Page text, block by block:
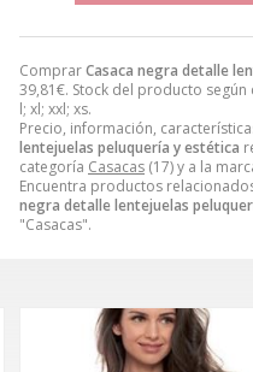
ComprarCasaca negra detalle
39,81€. Stock del producto
l; xl; xxl; xs.
Precio, información,
lentejuelas peluquería y estética
categoría Casacas (17) y a la
Encuentra productos
negra detalle lentejuelas
"Casacas".